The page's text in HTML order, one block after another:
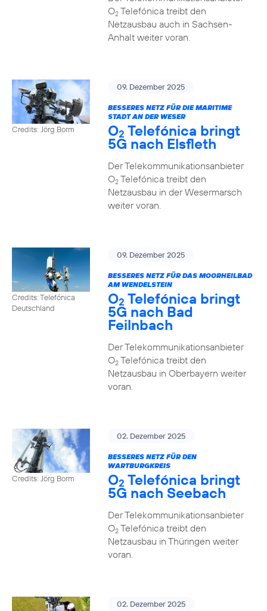
O2Telefónica treibt den
Netzausbau auch in Sachsen-
Anhalt weiter voran.
Credits: Jörg Borm
09. Dezember 2025
BESSERES NETZ FÜR DIE MARITIME
STADT AN DER WESER
O2 Telefónica bringt
5G nach Elsfleth
Der Telekommunikationsanbieter
O2Telefónica treibt den
Netzausbau in der Wesermarsch
weiter voran.
Credits: Telefónica
Deutschland
09. Dezember 2025
BESSERES NETZ FÜR DAS MOORHEILBAD
AM WENDELSTEIN
O2 Telefónica bringt
5G nach Bad
Feilnbach
Der Telekommunikationsanbieter
O2Telefónica treibt den
Netzausbau in Oberbayern weiter
voran.
Credits: Jörg Borm
02. Dezember 2025
BESSERES NETZ FÜR DEN
WARTBURGKREIS
O2 Telefónica bringt
5G nach Seebach
Der Telekommunikationsanbieter
O2Telefónica treibt den
Netzausbau in Thüringen weiter
voran.
02. Dezember 2025